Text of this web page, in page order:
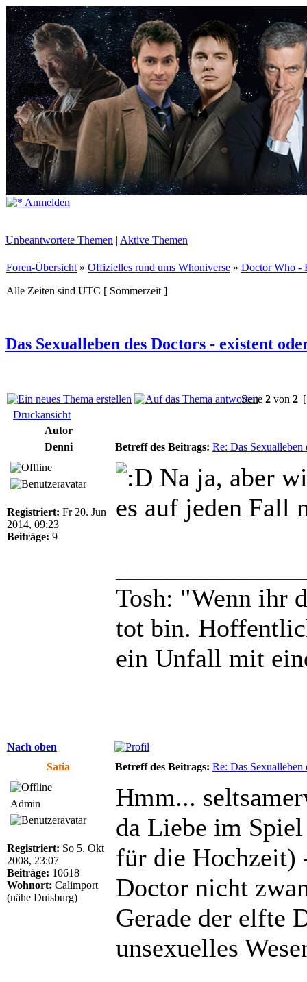
Anmelden
Unbeantwortete Themen | Aktive Themen
Foren-Übersicht » Offizielles rund ums Whoniverse » Doctor Who -
Alle Zeiten sind UTC [ Sommerzeit ]
Das Sexualleben des Doctors - existent
Seite 2 von 2
Druckansicht
Autor
Denni
Betreff des Beitrags: Re: Das
Registriert: Fr 20. Jun
2014, 09:23
Beiträge: 9
Na ja, aber
es auf jeden Fall
Tosh: "Wenn ihr
tot bin.
ein Unfall mit
Nach oben
Satia
Betreff des Beitrags: Re: Das
Admin
Registriert: So 5. Okt
2008, 23:07
Beiträge: 10618
Wohnort: Calimport
(nähe Duisburg)
Hmm...
da Liebe im
für die Hochzeit)
Doctor nicht
Gerade der elfte
unsexuelles